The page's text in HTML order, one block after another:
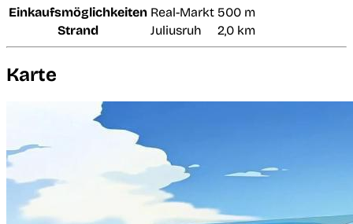
Einkaufsmöglichkeiten Real-Markt 500 m
Strand
Juliusruh 2,0 km
Karte